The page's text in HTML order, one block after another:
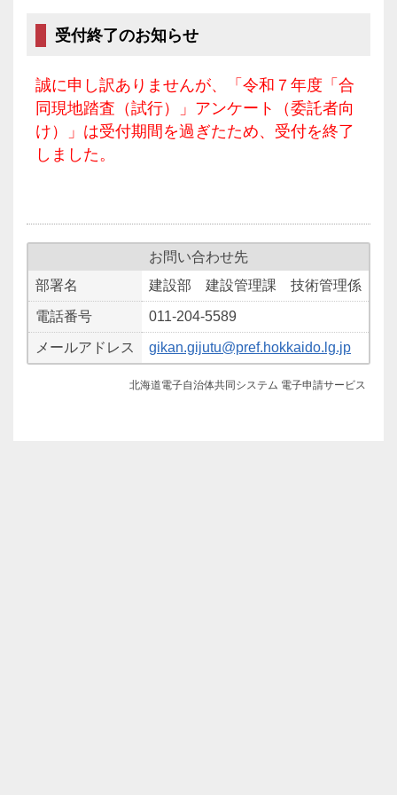
受付終了のお知らせ
誠に申し訳ありませんが、「令和７年度「合
同現地踏査（試行）」アンケート（委託者向
け）」は受付期間を過ぎたため、受付を終了
しました。
お問い合わせ先
部署名
建設部 建設管理課 技術管理係
電話番号 011-204-5589
メールアドレス gikan.gijutu@pref.hokkaido.lg.jp
北海道電子自治体共同システム 電子申請サービス